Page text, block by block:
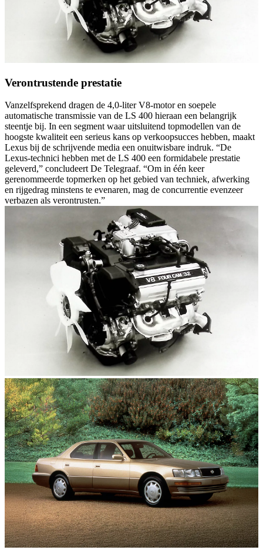
Verontrustende prestatie
Vanzelfsprekend dragen de 4,0-liter V8-motor en soepele
automatische transmissie van de LS 400 hieraan een belangrijk
steentje bij. In een segment waar uitsluitend topmodellen van de
hoogste kwaliteit een serieus kans op verkoopsucces hebben, maakt
Lexus bij de schrijvende media een onuitwisbare indruk. “De
Lexus-technici hebben met de LS 400 een formidabele prestatie
geleverd,” concludeert De Telegraaf. “Om in één keer
gerenommeerde topmerken op het gebied van techniek, afwerking
en rijgedrag minstens te evenaren, mag de concurrentie evenzeer
verbazen als verontrusten.”